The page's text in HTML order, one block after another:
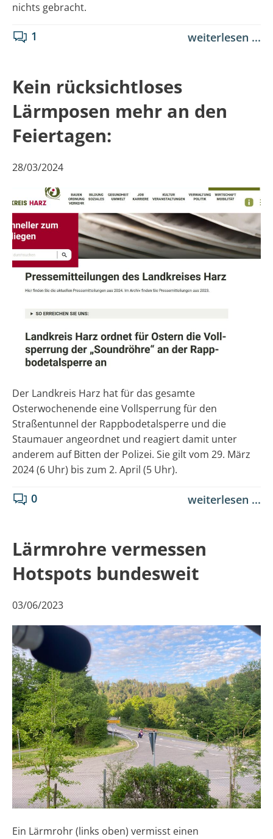
nichts gebracht.
1 weiterlesen ...
Kein rücksichtloses
Lärmposen mehr an den
Feiertagen:
28/03/2024
Der Landkreis Harz hat für das gesamte
Osterwochenende eine Vollsperrung für den
Straßentunnel der Rappbodetalsperre und die
Staumauer angeordnet und reagiert damit unter
anderem auf Bitten der Polizei. Sie gilt vom 29. März
2024 (6 Uhr) bis zum 2. April (5 Uhr).
0 weiterlesen ...
Lärmrohre vermessen
Hotspots bundesweit
03/06/2023
Ein Lärmrohr (links oben) vermisst einen